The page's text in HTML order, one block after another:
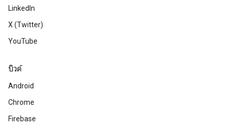
LinkedIn
X (Twitter)
YouTube
บิวด์
Android
Chrome
Firebase